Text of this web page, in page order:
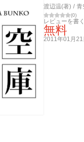
渡辺温(著) / 青
(0)
レビューを書く
無料
2011年01月21